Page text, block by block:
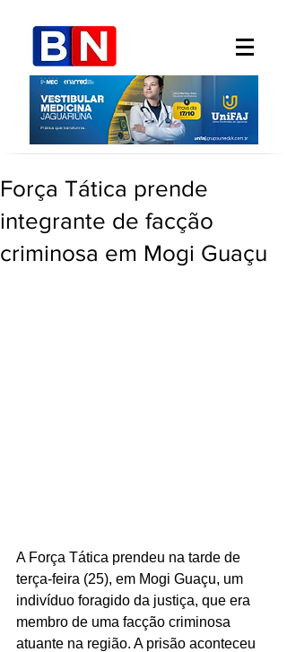
Força Tática prende
integrante de facção
criminosa em Mogi Guaçu
A Força Tática prendeu na tarde de
terça-feira (25), em Mogi Guaçu, um
indivíduo foragido da justiça, que era
membro de uma facção criminosa
atuante na região. A prisão aconteceu